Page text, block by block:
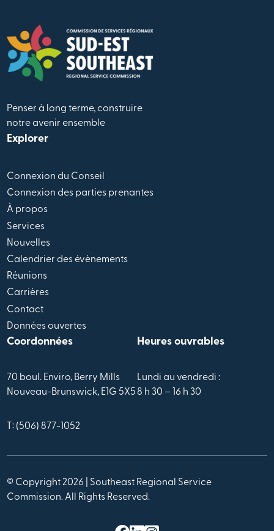
Penser à long terme, construire
notre avenir ensemble
Explorer
Connexion du Conseil
Connexion des parties prenantes
À propos
Services
Nouvelles
Calendrier des évènements
Réunions
Carrières
Contact
Données ouvertes
Coordonnées
70 boul. Enviro, Berry Mills
Nouveau-Brunswick, E1G 5X5
T: (506) 877-1052
Heures ouvrables
Lundi au vendredi :
8 h 30 – 16 h 30
© Copyright 2026 | Southeast Regional Service
Commission. All Rights Reserved.